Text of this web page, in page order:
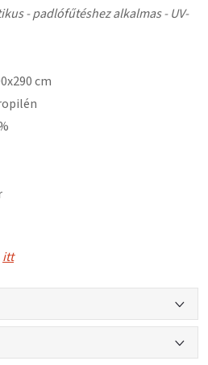
- padlófűtéshez alkalmas - UV-
cm
itt